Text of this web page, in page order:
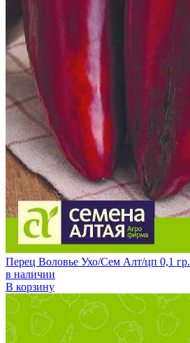
Перец Воловье Ухо/Сем Алт/цп 0,1 гр.
в наличии
В корзину